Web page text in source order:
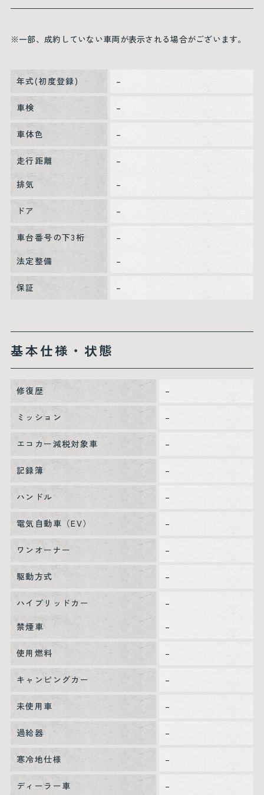
※一部、成約していない車両が表示される場合がございます。
年式(初度登録) –
車検 –
車体色 –
走行距離
–
排気
–
ドア –
車台番号の下3桁
–
法定整備
–
保証 –
基本仕様・状態
修復歴 –
ミッション –
エコカー減税対象車 –
記録簿 –
ハンドル –
電気自動車（EV） –
ワンオーナー –
駆動方式 –
ハイブリッドカー
–
禁煙車
–
使用燃料 –
キャンピングカー –
未使用車 –
過給器 –
寒冷地仕様 –
ディーラー車 –